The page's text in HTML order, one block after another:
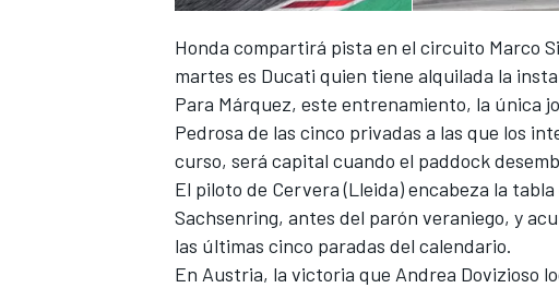
Honda compartirá pista en el circuito Marco
martes es Ducati quien tiene alquilada la
Para Márquez, este entrenamiento, la única
Pedrosa de las cinco privadas a las que los
curso, será capital cuando el paddock
El piloto de Cervera (Lleida) encabeza la
Sachsenring, antes del parón veraniego, y
las últimas cinco paradas del calendario.
En Austria, la victoria que Andrea Dovizioso